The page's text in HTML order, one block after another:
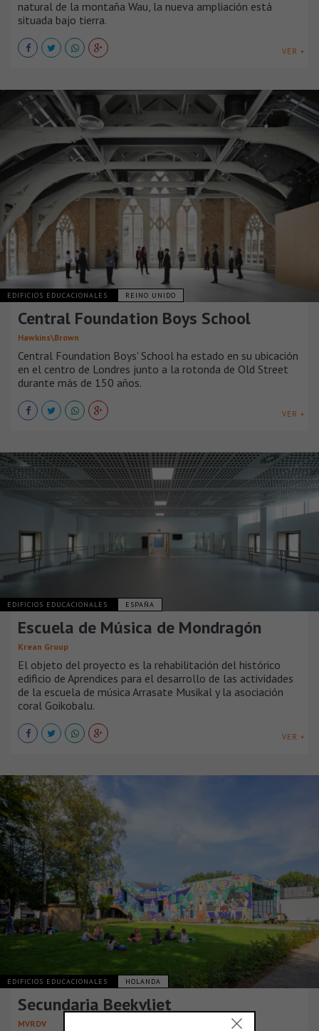
natural de la montaña Wau, la nueva ampliación está
situada bajo tierra.
VER +
EDIFICIOS EDUCACIONALES REINO UNIDO
Central Foundation Boys School
Hawkins\Brown
Central Foundation Boys' School ha estado en su ubicación
en el centro de Londres junto a la rotonda de Old Street
durante más de 150 años.
VER +
EDIFICIOS EDUCACIONALES ESPAÑA
Escuela de Música de Mondragón
Krean Group
El objeto del proyecto es la rehabilitación del histórico
edificio de Aprendices para el desarrollo de las actividades
de la escuela de música Arrasate Musikal y la asociación
coral Goikobalu.
VER +
EDIFICIOS EDUCACIONALES HOLANDA
Secundaria Beekvliet
MVRDV